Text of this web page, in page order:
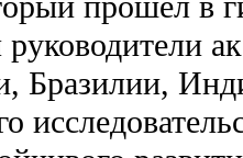
руководители